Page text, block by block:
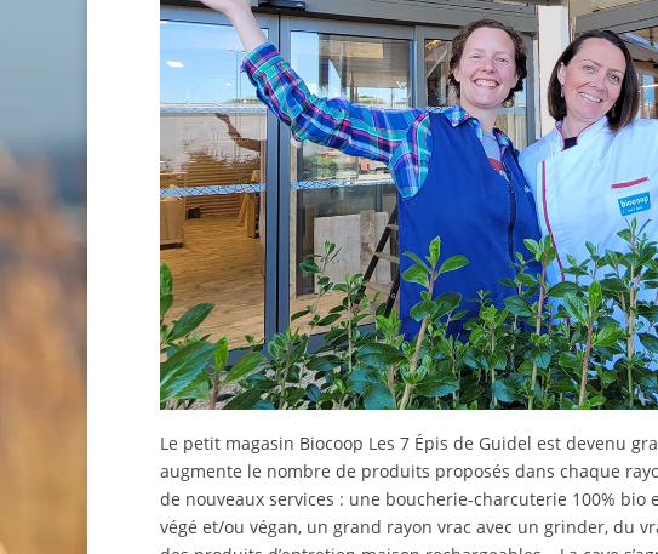
Le petit magasin Biocoop Les 7 Épis de Guidel est devenu
augmente le nombre de produits proposés dans chaque
de nouveaux services : une boucherie-charcuterie 100%
végé et/ou végan, un grand rayon vrac avec un grinder, du